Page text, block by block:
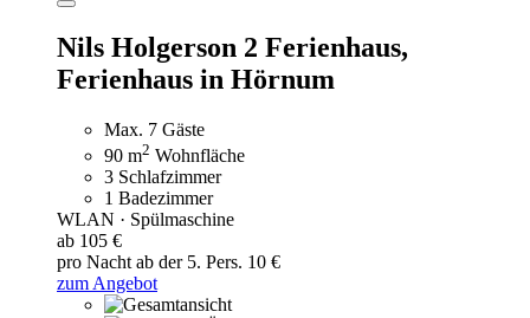
Nils Holgerson 2 Ferienhaus,
Ferienhaus in Hörnum
Max. 7 Gäste
90 m2 Wohnfläche
3 Schlafzimmer
1 Badezimmer
WLAN · Spülmaschine
ab 105 €
pro Nacht ab der 5. Pers. 10 €
zum Angebot